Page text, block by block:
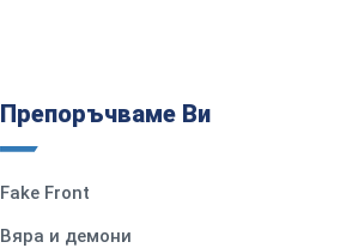
Препоръчваме Ви
Fake Front
Вяра и демони